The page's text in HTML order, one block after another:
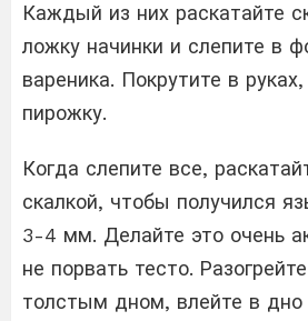
Каждый из них раскатайте
ложку начинки и слепите в
вареника. Покрутите в
пирожку.
Когда слепите все,
скалкой, чтобы получился
3-4 мм. Делайте это очень
не порвать тесто.
толстым дном, влейте в дно